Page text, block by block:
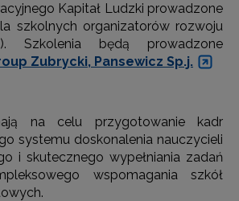
Kapitał Ludzki prowadzone
szkolnych organizatorów rozwoju
Szkolenia będą prowadzone
Zubrycki, Pansewicz Sp.j.
na celu przygotowanie kadr
systemu doskonalenia nauczycieli
i skutecznego wypełniania zadań
wspomagania szkół